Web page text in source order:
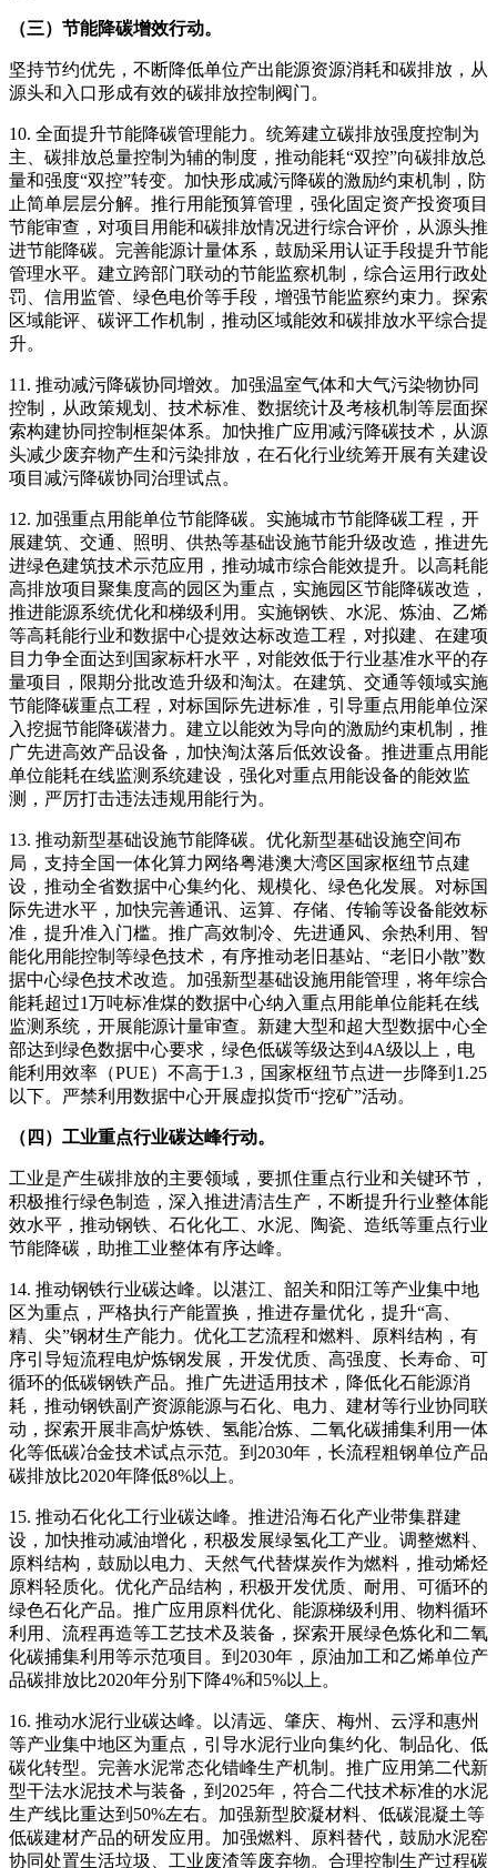
（三）节能降碳增效行动。
坚持节约优先，不断降低单位产出能源资源消耗和碳排放，从
源头和入口形成有效的碳排放控制阀门。
10. 全面提升节能降碳管理能力。统筹建立碳排放强度控制为
主、碳排放总量控制为辅的制度，推动能耗“双控”向碳排放总
量和强度“双控”转变。加快形成减污降碳的激励约束机制，防
止简单层层分解。推行用能预算管理，强化固定资产投资项目
节能审查，对项目用能和碳排放情况进行综合评价，从源头推
进节能降碳。完善能源计量体系，鼓励采用认证手段提升节能
管理水平。建立跨部门联动的节能监察机制，综合运用行政处
罚、信用监管、绿色电价等手段，增强节能监察约束力。探索
区域能评、碳评工作机制，推动区域能效和碳排放水平综合提
升。
11. 推动减污降碳协同增效。加强温室气体和大气污染物协同
控制，从政策规划、技术标准、数据统计及考核机制等层面探
索构建协同控制框架体系。加快推广应用减污降碳技术，从源
头减少废弃物产生和污染排放，在石化行业统筹开展有关建设
项目减污降碳协同治理试点。
12. 加强重点用能单位节能降碳。实施城市节能降碳工程，开
展建筑、交通、照明、供热等基础设施节能升级改造，推进先
进绿色建筑技术示范应用，推动城市综合能效提升。以高耗能
高排放项目聚集度高的园区为重点，实施园区节能降碳改造，
推进能源系统优化和梯级利用。实施钢铁、水泥、炼油、乙烯
等高耗能行业和数据中心提效达标改造工程，对拟建、在建项
目力争全面达到国家标杆水平，对能效低于行业基准水平的存
量项目，限期分批改造升级和淘汰。在建筑、交通等领域实施
节能降碳重点工程，对标国际先进标准，引导重点用能单位深
入挖掘节能降碳潜力。建立以能效为导向的激励约束机制，推
广先进高效产品设备，加快淘汰落后低效设备。推进重点用能
单位能耗在线监测系统建设，强化对重点用能设备的能效监
测，严厉打击违法违规用能行为。
13. 推动新型基础设施节能降碳。优化新型基础设施空间布
局，支持全国一体化算力网络粤港澳大湾区国家枢纽节点建
设，推动全省数据中心集约化、规模化、绿色化发展。对标国
际先进水平，加快完善通讯、运算、存储、传输等设备能效标
准，提升准入门槛。推广高效制冷、先进通风、余热利用、智
能化用能控制等绿色技术，有序推动老旧基站、“老旧小散”数
据中心绿色技术改造。加强新型基础设施用能管理，将年综合
能耗超过1万吨标准煤的数据中心纳入重点用能单位能耗在线
监测系统，开展能源计量审查。新建大型和超大型数据中心全
部达到绿色数据中心要求，绿色低碳等级达到4A级以上，电
能利用效率（PUE）不高于1.3，国家枢纽节点进一步降到1.25
以下。严禁利用数据中心开展虚拟货币“挖矿”活动。
（四）工业重点行业碳达峰行动。
工业是产生碳排放的主要领域，要抓住重点行业和关键环节，
积极推行绿色制造，深入推进清洁生产，不断提升行业整体能
效水平，推动钢铁、石化化工、水泥、陶瓷、造纸等重点行业
节能降碳，助推工业整体有序达峰。
14. 推动钢铁行业碳达峰。以湛江、韶关和阳江等产业集中地
区为重点，严格执行产能置换，推进存量优化，提升“高、
精、尖”钢材生产能力。优化工艺流程和燃料、原料结构，有
序引导短流程电炉炼钢发展，开发优质、高强度、长寿命、可
循环的低碳钢铁产品。推广先进适用技术，降低化石能源消
耗，推动钢铁副产资源能源与石化、电力、建材等行业协同联
动，探索开展非高炉炼铁、氢能冶炼、二氧化碳捕集利用一体
化等低碳冶金技术试点示范。到2030年，长流程粗钢单位产品
碳排放比2020年降低8%以上。
15. 推动石化化工行业碳达峰。推进沿海石化产业带集群建
设，加快推动减油增化，积极发展绿氢化工产业。调整燃料、
原料结构，鼓励以电力、天然气代替煤炭作为燃料，推动烯烃
原料轻质化。优化产品结构，积极开发优质、耐用、可循环的
绿色石化产品。推广应用原料优化、能源梯级利用、物料循环
利用、流程再造等工艺技术及装备，探索开展绿色炼化和二氧
化碳捕集利用等示范项目。到2030年，原油加工和乙烯单位产
品碳排放比2020年分别下降4%和5%以上。
16. 推动水泥行业碳达峰。以清远、肇庆、梅州、云浮和惠州
等产业集中地区为重点，引导水泥行业向集约化、制品化、低
碳化转型。完善水泥常态化错峰生产机制。推广应用第二代新
型干法水泥技术与装备，到2025年，符合二代技术标准的水泥
生产线比重达到50%左右。加强新型胶凝材料、低碳混凝土等
低碳建材产品的研发应用。加强燃料、原料替代，鼓励水泥窑
协同处置生活垃圾、工业废渣等废弃物。合理控制生产过程碳